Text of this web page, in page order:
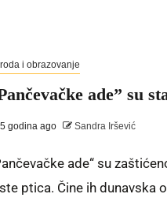
i obrazovanje
ade” su
5 godina ago Sandra Iršević
ade“ su
ptica. Čine ih dunavska